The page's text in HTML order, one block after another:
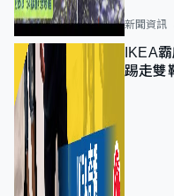
新聞資訊
IKEA
踢走雙